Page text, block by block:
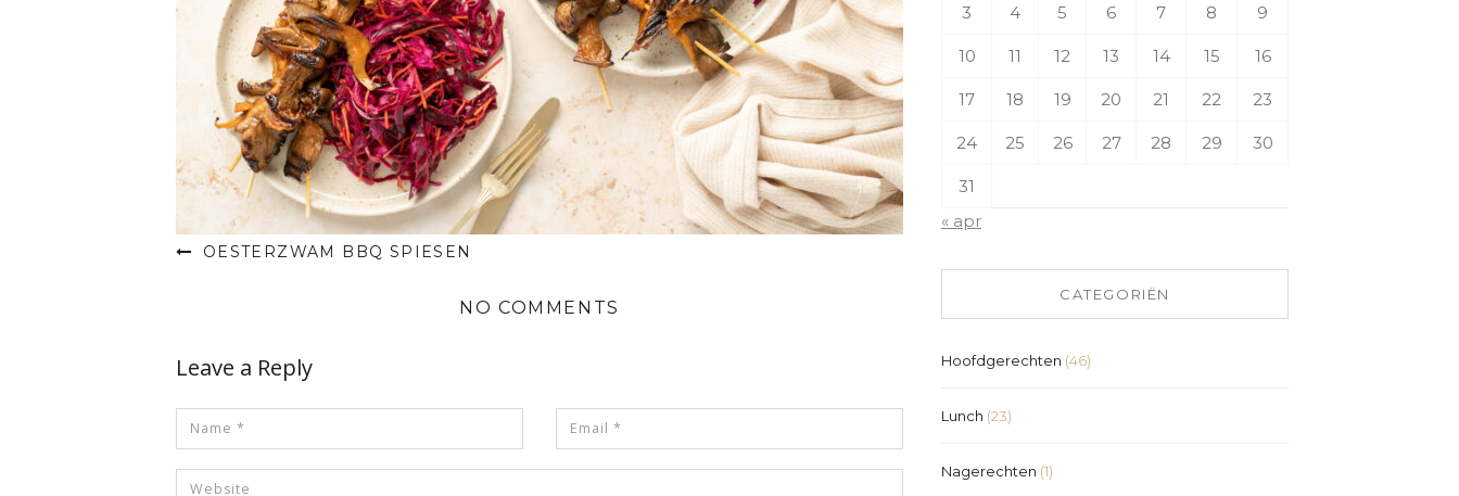
OESTERZWAM BBQ SPIESEN
NO COMMENTS
Leave a Reply
3 4 5 6 7 8 9
10 11 12 13 14 15 16
17 18 19 20 21 22 23
24 25 26 27 28 29 30
31
« apr
CATEGORIËN
Hoofdgerechten (46)
Lunch (23)
Nagerechten (1)